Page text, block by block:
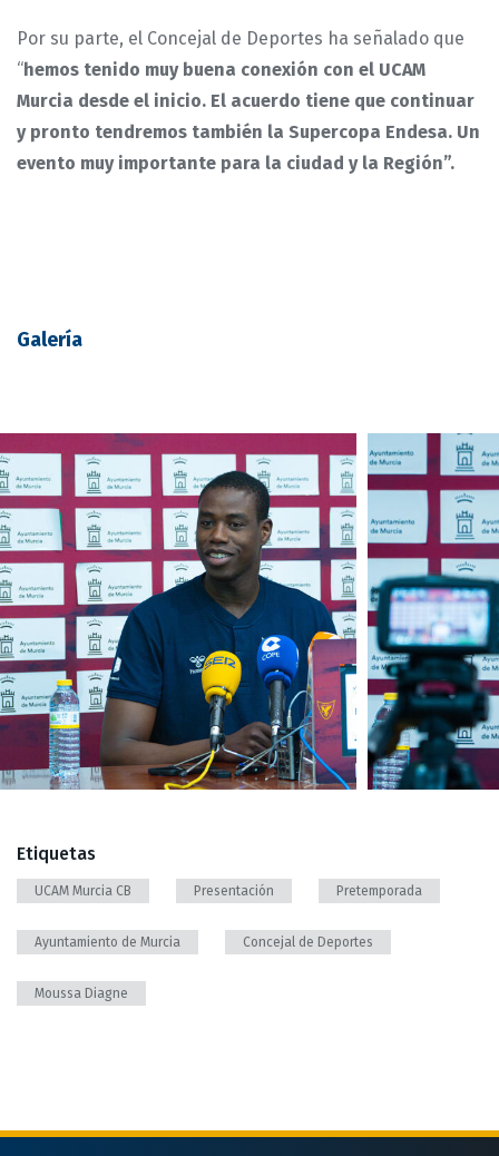
Por su parte, el Concejal de Deportes ha señalado que
“hemos tenido muy buena conexión con el UCAM
Murcia desde el inicio. El acuerdo tiene que continuar
y pronto tendremos también la Supercopa Endesa. Un
evento muy importante para la ciudad y la Región”.
Galería
Etiquetas
UCAM Murcia CB Presentación Pretemporada
Ayuntamiento de Murcia Concejal de Deportes
Moussa Diagne